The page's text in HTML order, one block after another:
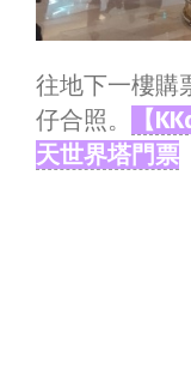
往地下一樓購
仔合照。
【
天世界塔門票